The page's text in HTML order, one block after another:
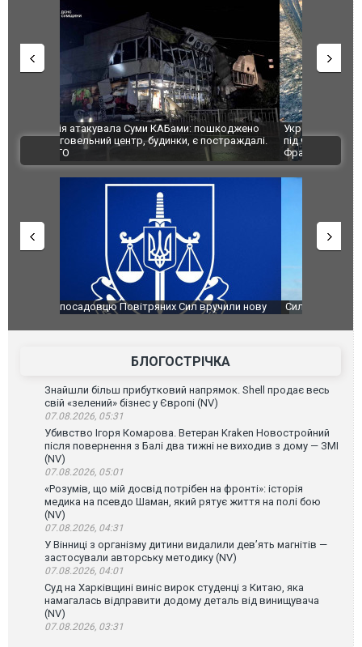
Українські надзвичайники врятували козуленя
під час ліквідації масштабної лісової пожежі у
Франції
СБУ за
Болгарії
Сили оборони уразили Ярославський НПЗ:
атаку. ВІДЕО
Неймар
БЛОГОСТРІЧКА
Знайшли більш прибутковий напрямок. Shell продає весь
свій «зелений» бізнес у Європі (NV)
07.08.2026, 05:31
Убивство Ігоря Комарова. Ветеран Kraken Новостройний
після повернення з Балі два тижні не виходив з дому — ЗМІ
(NV)
07.08.2026, 05:01
«Розумів, що мій досвід потрібен на фронті»: історія
медика на псевдо Шаман, який рятує життя на полі бою
(NV)
07.08.2026, 04:31
У Вінниці з організму дитини видалили дев’ять магнітів —
застосували авторську методику (NV)
07.08.2026, 04:01
Суд на Харківщині виніс вирок студенці з Китаю, яка
намагалась відправити додому деталь від винищувача
(NV)
07.08.2026, 03:31